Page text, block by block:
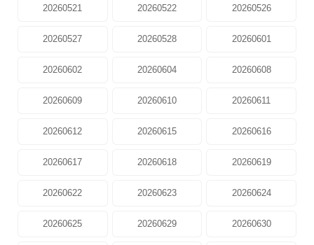
20260521 20260522 20260526
20260527 20260528 20260601
20260602 20260604 20260608
20260609 20260610 20260611
20260612 20260615 20260616
20260617 20260618 20260619
20260622 20260623 20260624
20260625 20260629 20260630